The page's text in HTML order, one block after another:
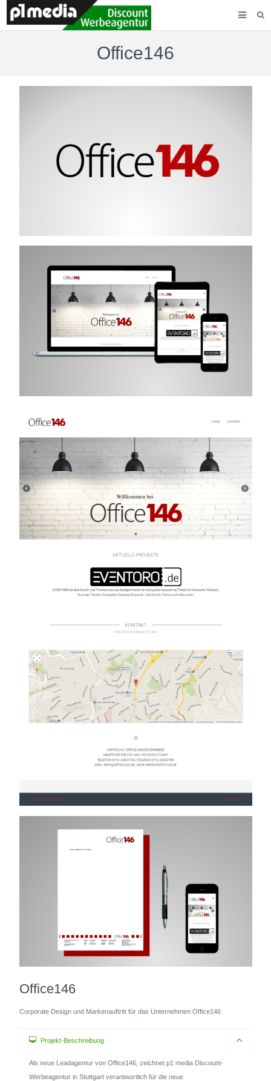
Office146
Office146
Corporate Design und Markenauftritt für das Unternehmen Office146
Projekt-Beschreibung
Als neue Leadagentur von Office146, zeichnet p1 media Discount-
Werbeagentur in Stuttgart verantwortlich für die neue